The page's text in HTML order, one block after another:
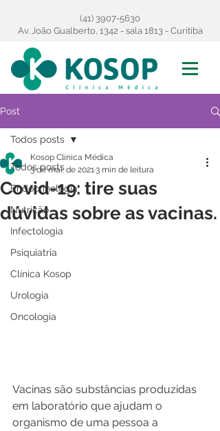
(41) 3907-5630
Av. João Gualberto, 1342 - sala 1813 - Curitiba
Post
Todos posts
Endocrinologia
Nutrição
Infectologia
Psiquiatria
Clínica Kosop
Urologia
Oncologia
Todos posts
Covid-19: tire suas
dúvidas sobre as vacinas.
Kosop Clínica Médica
3 de mai. de 20213 min de leitura
Vacinas são substâncias produzidas
em laboratório que ajudam o
organismo de uma pessoa a